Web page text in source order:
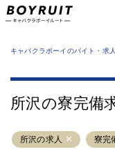
キャバクラボーイのバイト・求
所沢の寮完備
所沢の求人 寮完
六本木
吉祥寺